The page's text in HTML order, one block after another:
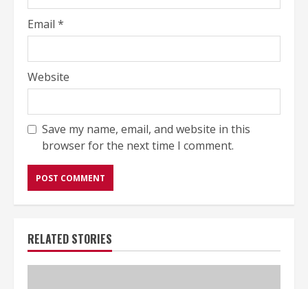
Email *
Website
Save my name, email, and website in this
browser for the next time I comment.
RELATED STORIES